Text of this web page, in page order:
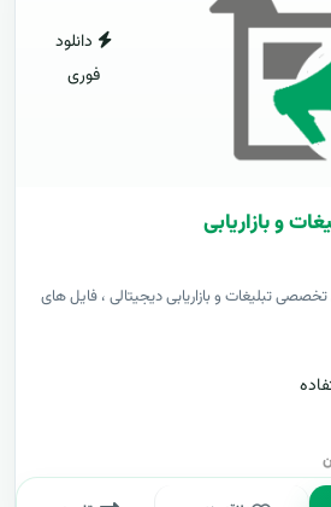
دانلود
فوری
و بازاریابی
تخصصی تبلیغات و بازاریابی دیجیتالی ، فایل های